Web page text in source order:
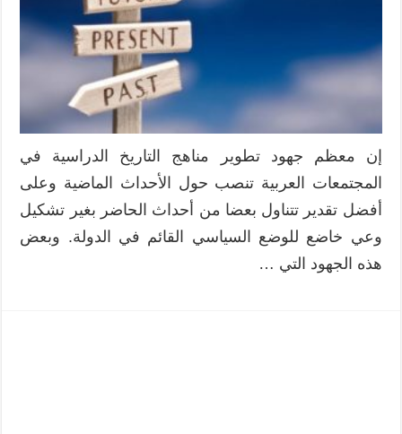
إن معظم جهود تطوير مناهج التاريخ الدراسية في
المجتمعات العربية تنصب حول الأحداث الماضية وعلى
أفضل تقدير تتناول بعضا من أحداث الحاضر بغير تشكيل
وعي خاضع للوضع السياسي القائم في الدولة. وبعض
هذه الجهود التي …